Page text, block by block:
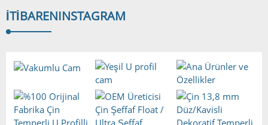
İTIBARENINSTAGRAM